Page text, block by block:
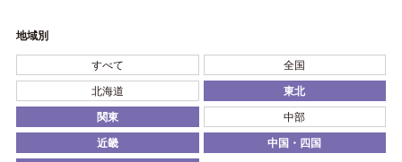
地域別
すべて 全国
北海道 東北
関東 中部
近畿 中国・四国